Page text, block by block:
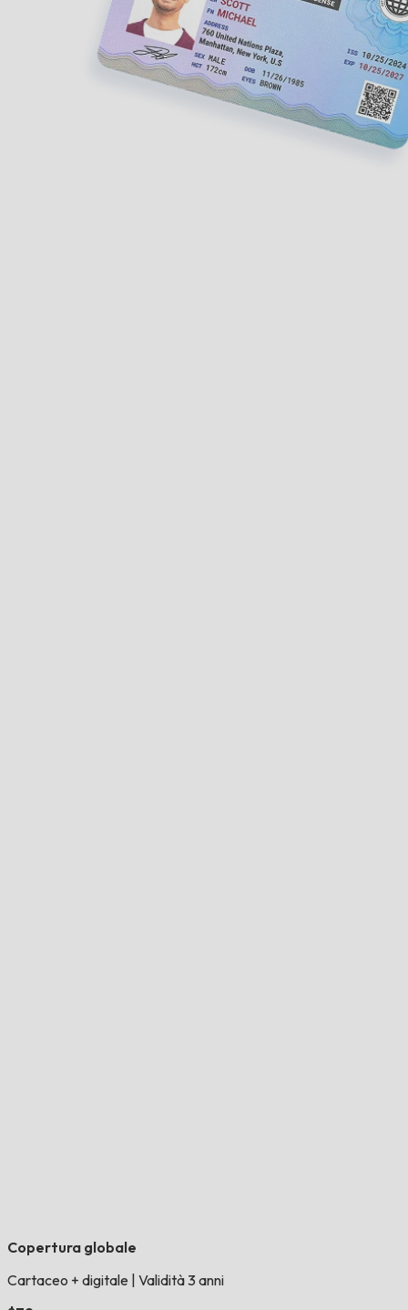
Copertura globale
Cartaceo + digitale Validità 3 anni